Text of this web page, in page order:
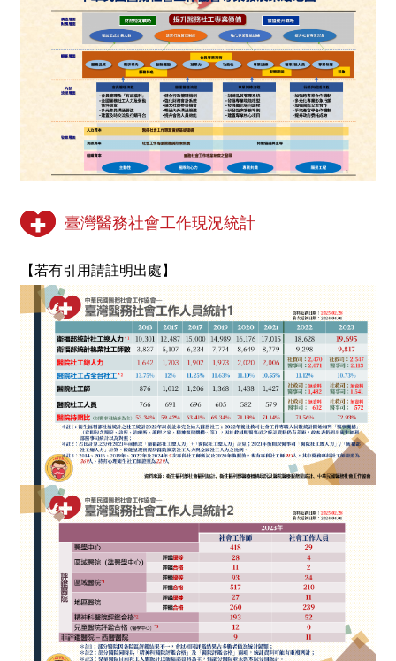
臺灣醫務社會工作現況統計
【若有引用請註明出處】